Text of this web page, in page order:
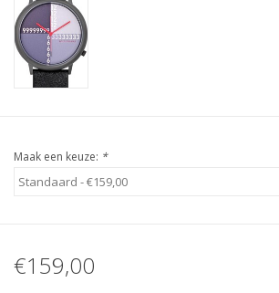
Maak een keuze: *
€159,00